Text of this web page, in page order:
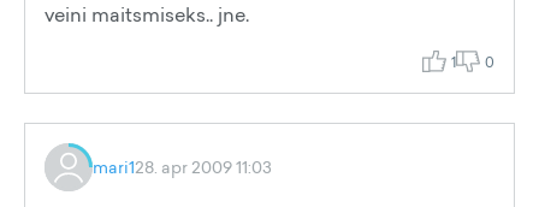
veini maitsmiseks.. jne.
1 0
mari128. apr 2009 11:03